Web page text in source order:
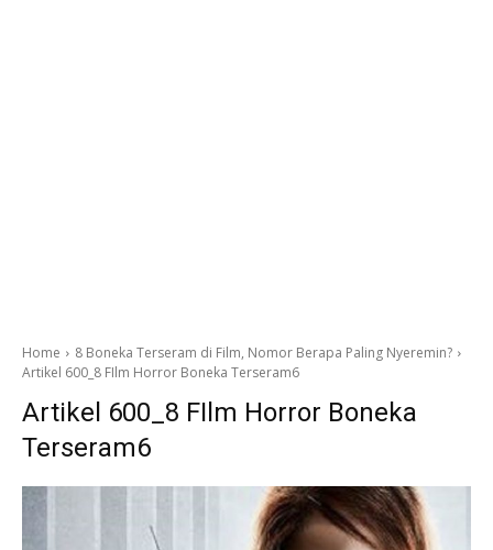
Home
8 Boneka Terseram di Film, Nomor Berapa Paling Nyeremin?
Artikel 600_8 FIlm Horror Boneka Terseram6
Artikel 600_8 FIlm Horror Boneka
Terseram6